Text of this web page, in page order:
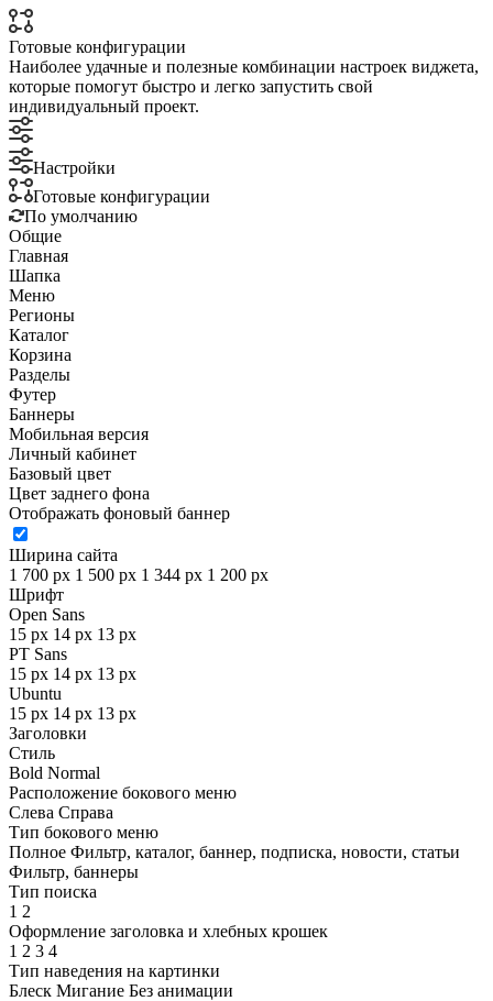
Готовые конфигурации
Наиболее удачные и полезные комбинации настроек виджета,
которые помогут быстро и легко запустить свой
индивидуальный проект.
Настройки
Готовые конфигурации
По умолчанию
Общие
Главная
Шапка
Меню
Регионы
Каталог
Корзина
Разделы
Футер
Баннеры
Мобильная версия
Личный кабинет
Базовый цвет
Цвет заднего фона
Отображать фоновый баннер
Ширина сайта
1 700 px 1 500 px 1 344 px 1 200 px
Шрифт
Open Sans
15 px 14 px 13 px
PT Sans
15 px 14 px 13 px
Ubuntu
15 px 14 px 13 px
Заголовки
Стиль
Bold Normal
Расположение бокового меню
Слева Справа
Тип бокового меню
Полное Фильтр, каталог, баннер, подписка, новости, статьи
Фильтр, баннеры
Тип поиска
1 2
Оформление заголовка и хлебных крошек
1 2 3 4
Тип наведения на картинки
Блеск Мигание Без анимации